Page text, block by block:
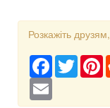
Розкажіть
Facebook
Twitter